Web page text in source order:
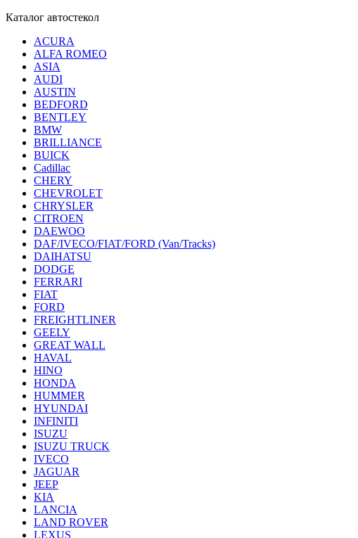
Каталог автостекол
ACURA
ALFA ROMEO
ASIA
AUDI
AUSTIN
BEDFORD
BENTLEY
BMW
BRILLIANCE
BUICK
Cadillac
CHERY
CHEVROLET
CHRYSLER
CITROEN
DAEWOO
DAF/IVECO/FIAT/FORD (Van/Tracks)
DAIHATSU
DODGE
FERRARI
FIAT
FORD
FREIGHTLINER
GEELY
GREAT WALL
HAVAL
HINO
HONDA
HUMMER
HYUNDAI
INFINITI
ISUZU
ISUZU TRUCK
IVECO
JAGUAR
JEEP
KIA
LANCIA
LAND ROVER
LEXUS